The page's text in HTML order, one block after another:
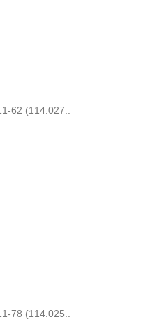
62 (114.027..
78 (114.025..